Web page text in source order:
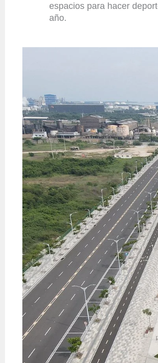
espacios para hacer
año.